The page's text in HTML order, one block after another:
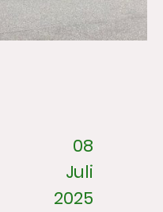
08
Juli
2025